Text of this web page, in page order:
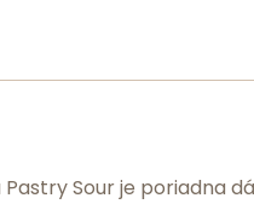
Sour je poriadna